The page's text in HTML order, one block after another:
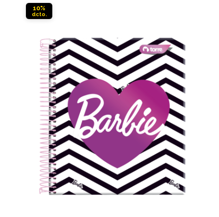
10%